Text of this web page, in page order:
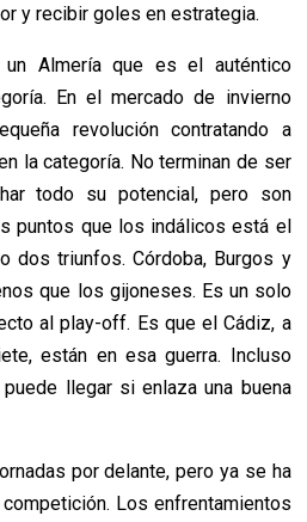
y recibir goles en estrategia.
Almería que es el auténtico
En el mercado de invierno
revolución contratando a
la categoría. No terminan de ser
todo su potencial, pero son
puntos que los indálicos está el
dos triunfos. Córdoba, Burgos y
que los gijoneses. Es un solo
al play-off. Es que el Cádiz, a
están en esa guerra. Incluso
llegar si enlaza una buena
por delante, pero ya se ha
Los enfrentamientos